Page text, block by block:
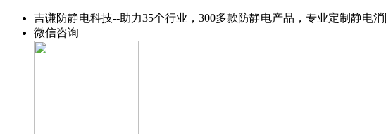
吉谦防静电科技--助力35个行业，300多款防静电产品，专业定制静电消
微信咨询